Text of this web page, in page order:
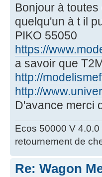
Bonjour à toutes
quelqu'un à t il
PIKO 55050
https://
a savoir que
http://
http://
D'avance merci
Ecos 50000 V
retournement de
Re: Wagon